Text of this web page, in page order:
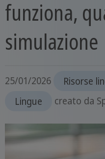
funziona,
simulazione
25/01/2026 Risorse
Lingue
creato da